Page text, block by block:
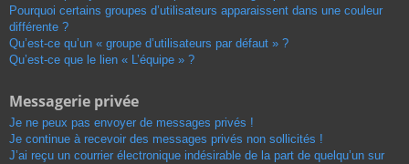
Pourquoi certains groupes d’utilisateurs apparaissent dans une couleur
différente ?
Qu’est-ce qu’un « groupe d’utilisateurs par défaut » ?
Qu’est-ce que le lien « L’équipe » ?
Messagerie privée
Je ne peux pas envoyer de messages privés !
Je continue à recevoir des messages privés non sollicités !
J’ai reçu un courrier électronique indésirable de la part de quelqu’un sur